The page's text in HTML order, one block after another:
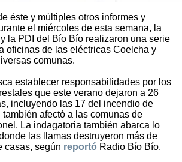
éste y múltiples otros informes y
el miércoles de esta semana, la
la PDI del Bío Bío realizaron una serie
oficinas de las eléctricas Coelcha y
comunas.
establecer responsabilidades por los
que este verano dejaron a 26
incluyendo las 17 del incendio de
también afectó a las comunas de
La indagatoria también abarca lo
las llamas destruyeron más de
casas, según reportó Radio Bío Bío.